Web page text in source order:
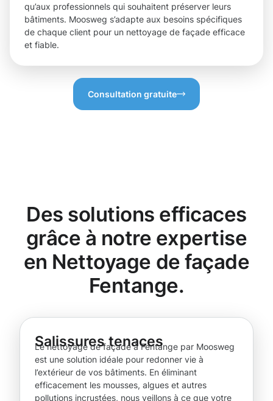
qu’aux professionnels qui souhaitent préserver leurs
bâtiments. Moosweg s’adapte aux besoins spécifiques
de chaque client pour un nettoyage de façade efficace
et fiable.
Consultation gratuite
Des solutions efficaces
grâce à notre expertise
en Nettoyage de façade
Fentange.
Salissures tenaces
Le nettoyage de façade à Fentange par Moosweg
est une solution idéale pour redonner vie à
l’extérieur de vos bâtiments. En éliminant
efficacement les mousses, algues et autres
pollutions incrustées, nous veillons à ce que votre